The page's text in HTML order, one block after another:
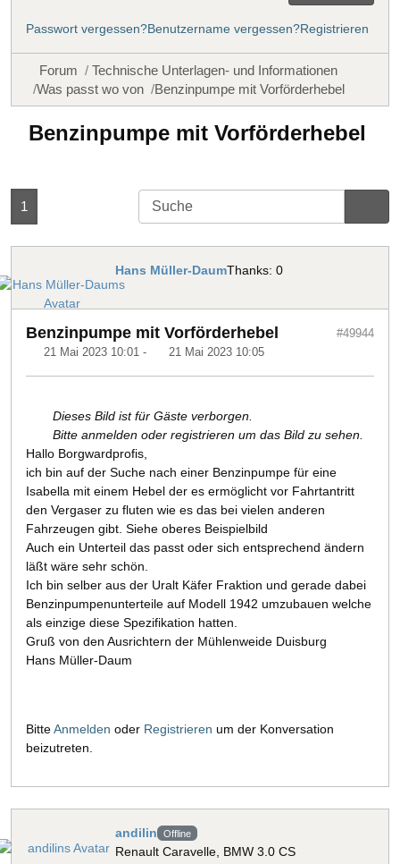
Passwort vergessen?Benutzername vergessen?Registrieren
Forum
Technische Unterlagen- und Informationen
Was passt wo von
Benzinpumpe mit Vorförderhebel
Benzinpumpe mit Vorförderhebel
1
Hans Müller-DaumThanks: 0
Benzinpumpe mit Vorförderhebel
21 Mai 2023 10:01 - 21 Mai 2023 10:05
#49944
Dieses Bild ist für Gäste verborgen.
Bitte anmelden oder registrieren um das Bild zu sehen.
Hallo Borgwardprofis,
ich bin auf der Suche nach einer Benzinpumpe für eine
Isabella mit einem Hebel der es ermöglicht vor Fahrtantritt
den Vergaser zu fluten wie es das bei vielen anderen
Fahrzeugen gibt. Siehe oberes Beispielbild
Auch ein Unterteil das passt oder sich entsprechend ändern
läßt wäre sehr schön.
Ich bin selber aus der Uralt Käfer Fraktion und gerade dabei
Benzinpumpenunterteile auf Modell 1942 umzubauen welche
als einzige diese Spezifikation hatten.
Gruß von den Ausrichtern der Mühlenweide Duisburg
Hans Müller-Daum
BitteAnmelden oder Registrieren um der Konversation
beizutreten.
andilin Offline
Renault Caravelle, BMW 3.0 CS